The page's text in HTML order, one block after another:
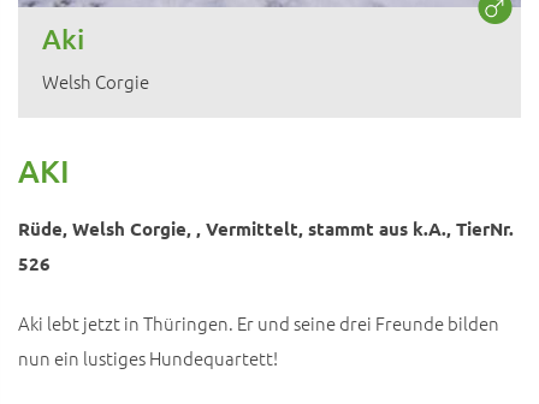
Aki
Welsh Corgie
AKI
Rüde, Welsh Corgie, , Vermittelt, stammt aus k.A., TierNr.
526
Aki lebt jetzt in Thüringen. Er und seine drei Freunde bilden
nun ein lustiges Hundequartett!